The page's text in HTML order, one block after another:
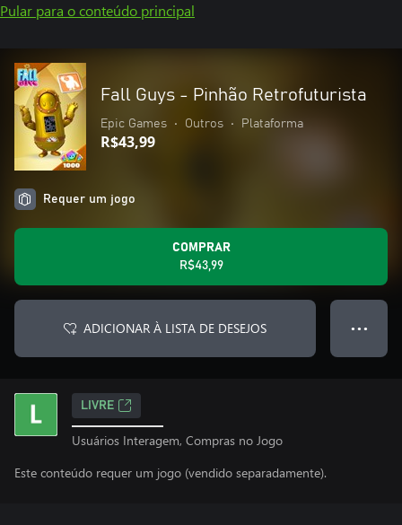
Pular para o conteúdo principal
Fall Guys - Pinhão Retrofuturista
Epic Games • Outros • Plataforma
R$43,99
Requer um jogo
COMPRAR
R$43,99
ADICIONAR À LISTA DE DESEJOS ● ● ●
LIVRE
Usuários Interagem, Compras no Jogo
Este conteúdo requer um jogo (vendido separadamente).